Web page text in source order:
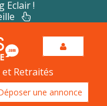
Eclair !
et Retraités
une annonce